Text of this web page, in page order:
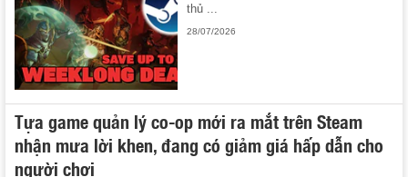
thủ ...
28/07/2026
Tựa game quản lý co-op mới ra mắt trên Steam
nhận mưa lời khen, đang có giảm giá hấp dẫn cho
người chơi